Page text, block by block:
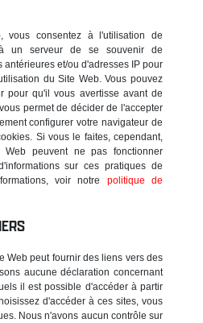
vous consentez à l'utilisation de
un serveur de se souvenir de
et/ou d'adresses IP pour
du Site Web. Vous pouvez
pour qu'il vous avertisse avant de
permet de décider de l'accepter
configurer votre navigateur de
Si vous le faites, cependant,
peuvent ne pas fonctionner
sur ces pratiques de
voir notre politique de
Web peut fournir des liens vers des
aucune déclaration concernant
il est possible d'accéder à partir
d'accéder à ces sites, vous
Nous n'avons aucun contrôle sur